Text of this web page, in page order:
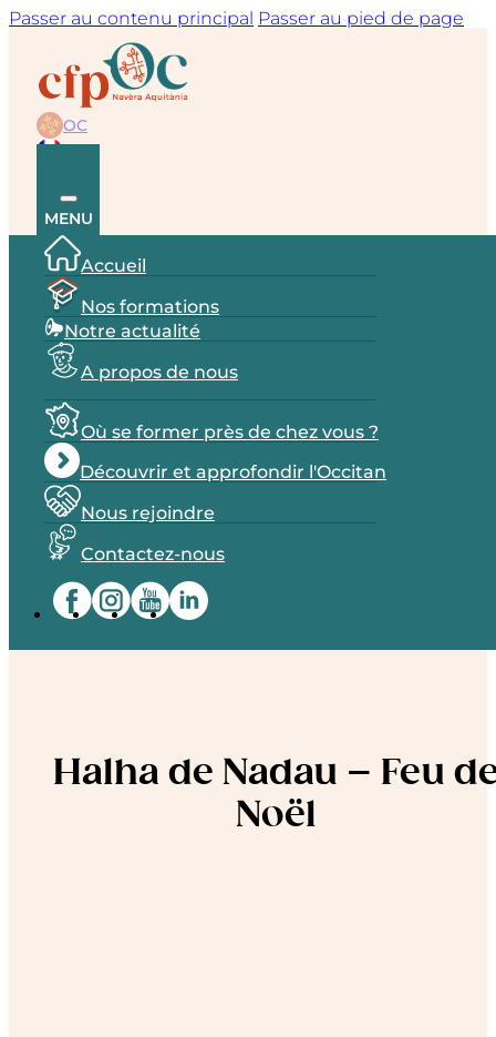
Passer au contenu principal Passer au pied de page
OC
MENU
Accueil
Nos formations
Notre actualité
A propos de nous
Où se former près de chez vous ?
Découvrir et approfondir l'Occitan
Nous rejoindre
Contactez-nous
Halha de Nadau – Feu
Noël